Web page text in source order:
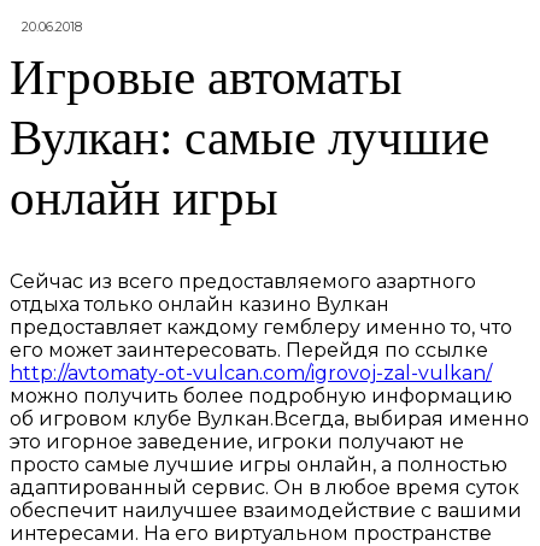
20.06.2018
Игровые автоматы
Вулкан: самые лучшие
онлайн игры
Сейчас из всего предоставляемого азартного
отдыха только онлайн казино Вулкан
предоставляет каждому гемблеру именно то, что
его может заинтересовать. Перейдя по ссылке
http://avtomaty-ot-vulcan.com/igrovoj-zal-vulkan/
можно получить более подробную информацию
об игровом клубе Вулкан.Всегда, выбирая именно
это игорное заведение, игроки получают не
просто самые лучшие игры онлайн, а полностью
адаптированный сервис. Он в любое время суток
обеспечит наилучшее взаимодействие с вашими
интересами. На его виртуальном пространстве